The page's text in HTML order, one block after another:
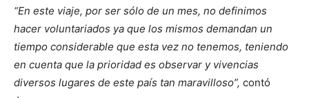
“En este viaje, por ser sólo de un mes, no definimos
hacer voluntariados ya que los mismos demandan un
tiempo considerable que esta vez no tenemos, teniendo
en cuenta que la prioridad es observar y vivencias
diversos lugares de este país tan maravilloso”, contó